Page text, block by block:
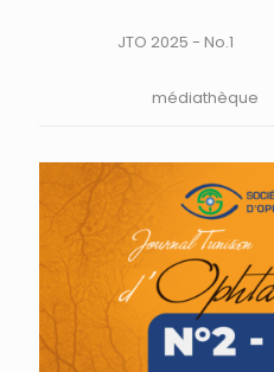
JTO 2025 - No.1
médiathèque